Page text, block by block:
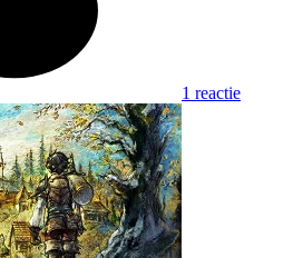
1 reactie